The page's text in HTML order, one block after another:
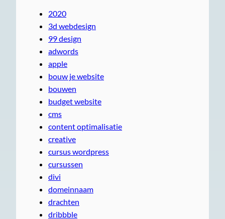
2020
3d webdesign
99 design
adwords
apple
bouw je website
bouwen
budget website
cms
content optimalisatie
creative
cursus wordpress
cursussen
divi
domeinnaam
drachten
dribbble